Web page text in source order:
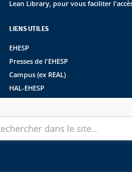
Lean Library, pour vous faciliter
LIENS UTILES
EHESP
Presses de l'EHESP
Campus (ex REAL)
HAL-EHESP
Suivez les